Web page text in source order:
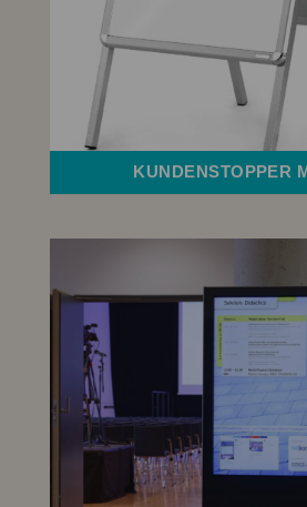
KUNDENSTOPPER